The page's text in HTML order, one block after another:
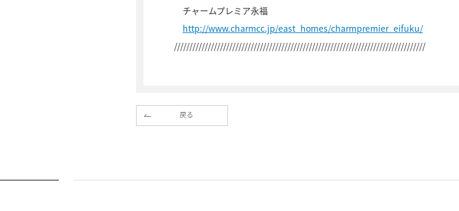
チャームプレミア永福
http://www.charmcc.jp/east_homes/charmpremier_eifuku/
//////////////////////////////////////////////////////////////////////////////////
戻る